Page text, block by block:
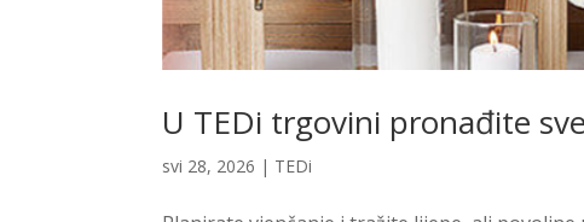
U TEDi trgovini pronađite
svi 28, 2026 | TEDi